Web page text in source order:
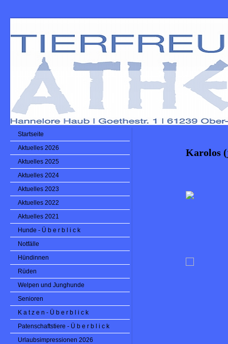
Startseite
Aktuelles 2026
Aktuelles 2025
Aktuelles 2024
Aktuelles 2023
Aktuelles 2022
Aktuelles 2021
Hunde - Ü b e r b l i c k
Notfälle
Hündinnen
Rüden
Welpen und Junghunde
Senioren
K a t z e n - Ü b e r b l i c k
Patenschaftstiere - Ü b e r b l i c k
Urlaubsimpressionen 2026
Karolos